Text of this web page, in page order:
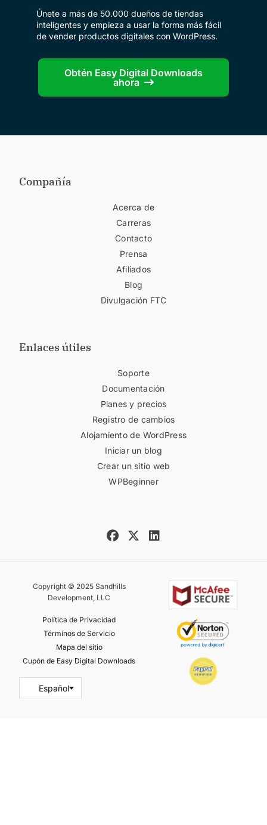
Únete a más de 50.000 dueños de tiendas
inteligentes y empieza a usar la forma más fácil
de vender productos digitales con WordPress.
Obtén Easy Digital Downloads
ahora
Compañía
Acerca de
Carreras
Contacto
Prensa
Afiliados
Blog
Divulgación FTC
Enlaces útiles
Soporte
Documentación
Planes y precios
Registro de cambios
Alojamiento de WordPress
Iniciar un blog
Crear un sitio web
WPBeginner
Copyright © 2025 Sandhills
Development, LLC
Política de Privacidad
Términos de Servicio
Mapa del sitio
Cupón de Easy Digital Downloads